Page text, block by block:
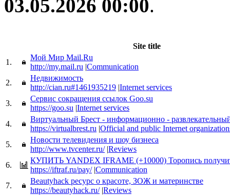
03.05.2026 00:00.
Site title
1.
Мой Мир Mail.Ru
http://my.mail.ru |Communication
2.
Недвижимость
http://cian.ru#1461935219 |Internet services
3.
Сервис сокращения ссылок Goo.su
https://goo.su |Internet services
4.
Виртуальный Брест - информационно -
https://virtualbrest.ru |Official and public Internet
5.
Новости телевидения и шоу бизнеса
http://www.tvcenter.ru/ |Reviews
6.
КУПИТЬ YANDEX IFRAME (+10000) Торопись
https://iftraf.ru/pay/ |Communication
7.
Beautyhack ресурс о красоте, ЗОЖ и материнстве
https://beautyhack.ru/ |Reviews